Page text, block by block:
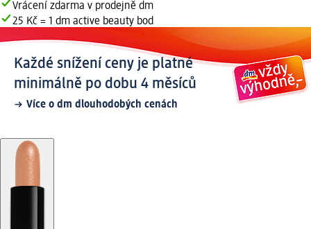
Vrácení zdarma v prodejně dm
25 Kč = 1 dm active beauty bod
Každé snížení ceny je platné
minimálně po dobu 4 měsíců
Více o dm dlouhodobých cenách